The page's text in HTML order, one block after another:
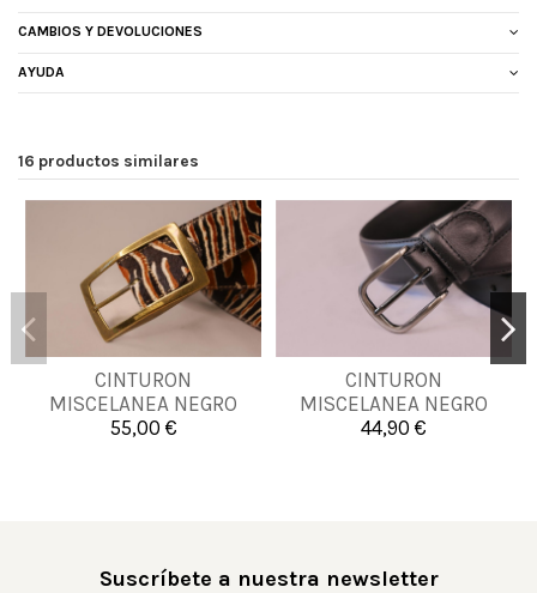
CAMBIOS Y DEVOLUCIONES
AYUDA
16 productos similares
CINTURON
MISCELANEA NEGRO
55,00 €
90 95
115
CINTURON
MISCELANEA NEGRO
44,90 €
90 100
Añadir al carrito
Suscríbete a nuestra newsletter